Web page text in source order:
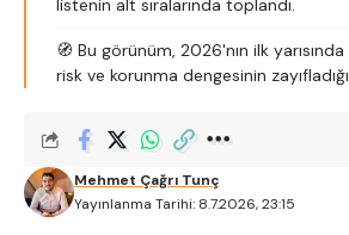
listenin alt sıralarında toplandı.
🧭 Bu görünüm, 2026'nın ilk yarısında
risk ve korunma dengesinin
Yayınlanma Tarihi: 8.7.2026, 23:15
Mehmet Çağrı Tunç